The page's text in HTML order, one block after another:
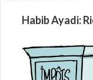
Habib Ayadi: